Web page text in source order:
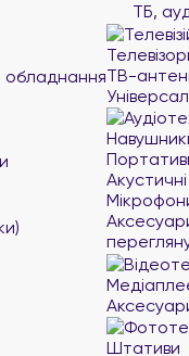
обладнання
ТБ,
ТВ-
Штативи